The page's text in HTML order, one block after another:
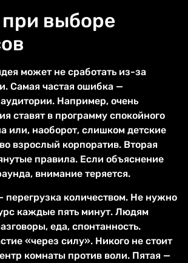
выборе
может не сработать из-за
Самая частая ошибка —
аудитории. Например, очень
ставят в программу спокойного
или, наоборот, слишком детские
взрослый корпоратив. Вторая
правила. Если объяснение
внимание теряется.
перегрузка количеством. Не нужно
каждые пять минут. Людям
еда, спонтанность.
«через силу». Никого не стоит
комнаты против воли. Пятая —